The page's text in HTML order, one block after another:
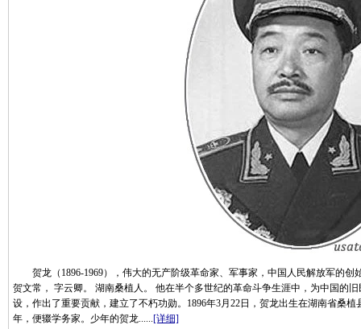
贺龙（1896-1969），伟大的无产阶级革命家、军事家，中国人民解放军的创
贺文常， 字云卿。 湖南桑植人。 他在半个多世纪的革命斗争生涯中，为中国的
设，作出了重要贡献，建立了不朽功勋。1896年3月22日，贺龙出生在湖南省桑
年，便辍学务家。少年的贺龙......[详细]